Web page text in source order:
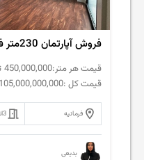
فروش آپارتمان 230متر فرمانیه فول مشاعات
قیمت هر متر:450,000,000
قیمت کل :105,000,000,000
فرمانیه 3
بدیعی